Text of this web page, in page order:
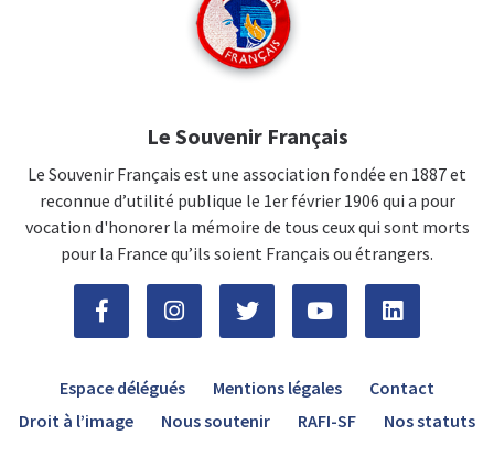
Le Souvenir Français
Le Souvenir Français est une association fondée en 1887 et
reconnue d’utilité publique le 1er février 1906 qui a pour
vocation d'honorer la mémoire de tous ceux qui sont morts
pour la France qu’ils soient Français ou étrangers.
Espace délégués Mentions légales
Contact
Droit à l’image
Nous soutenir RAFI-SF Nos statuts